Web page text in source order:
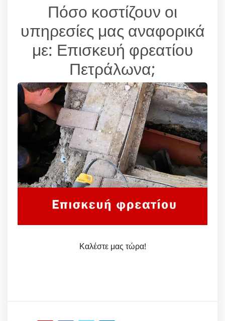
Πόσο κοστίζουν οι
υπηρεσίες μας αναφορικά
με: Επισκευή φρεατίου
Πετράλωνα;
Καλέστε μας τώρα!